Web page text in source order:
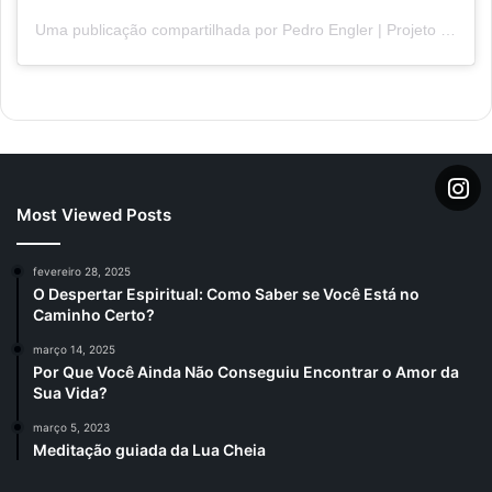
Most Viewed Posts
fevereiro 28, 2025
O Despertar Espiritual: Como Saber se Você Está no
Caminho Certo?
março 14, 2025
Por Que Você Ainda Não Conseguiu Encontrar o Amor da
Sua Vida?
março 5, 2023
Meditação guiada da Lua Cheia